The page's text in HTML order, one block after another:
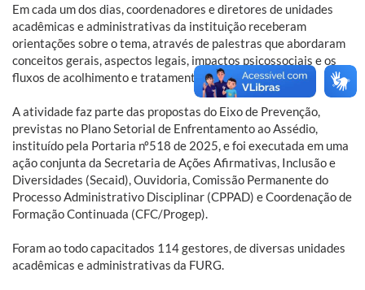
Em cada um dos dias, coordenadores e diretores de unidades
acadêmicas e administrativas da instituição receberam
orientações sobre o tema, através de palestras que abordaram
conceitos gerais, aspectos legais, impactos psicossociais e os
fluxos de acolhimento e tratamento de denúncias.
A atividade faz parte das propostas do Eixo de Prevenção,
previstas no Plano Setorial de Enfrentamento ao Assédio,
instituído pela Portaria nº518 de 2025, e foi executada em uma
ação conjunta da Secretaria de Ações Afirmativas, Inclusão e
Diversidades (Secaid), Ouvidoria, Comissão Permanente do
Processo Administrativo Disciplinar (CPPAD) e Coordenação de
Formação Continuada (CFC/Progep).
Foram ao todo capacitados 114 gestores, de diversas unidades
acadêmicas e administrativas da FURG.